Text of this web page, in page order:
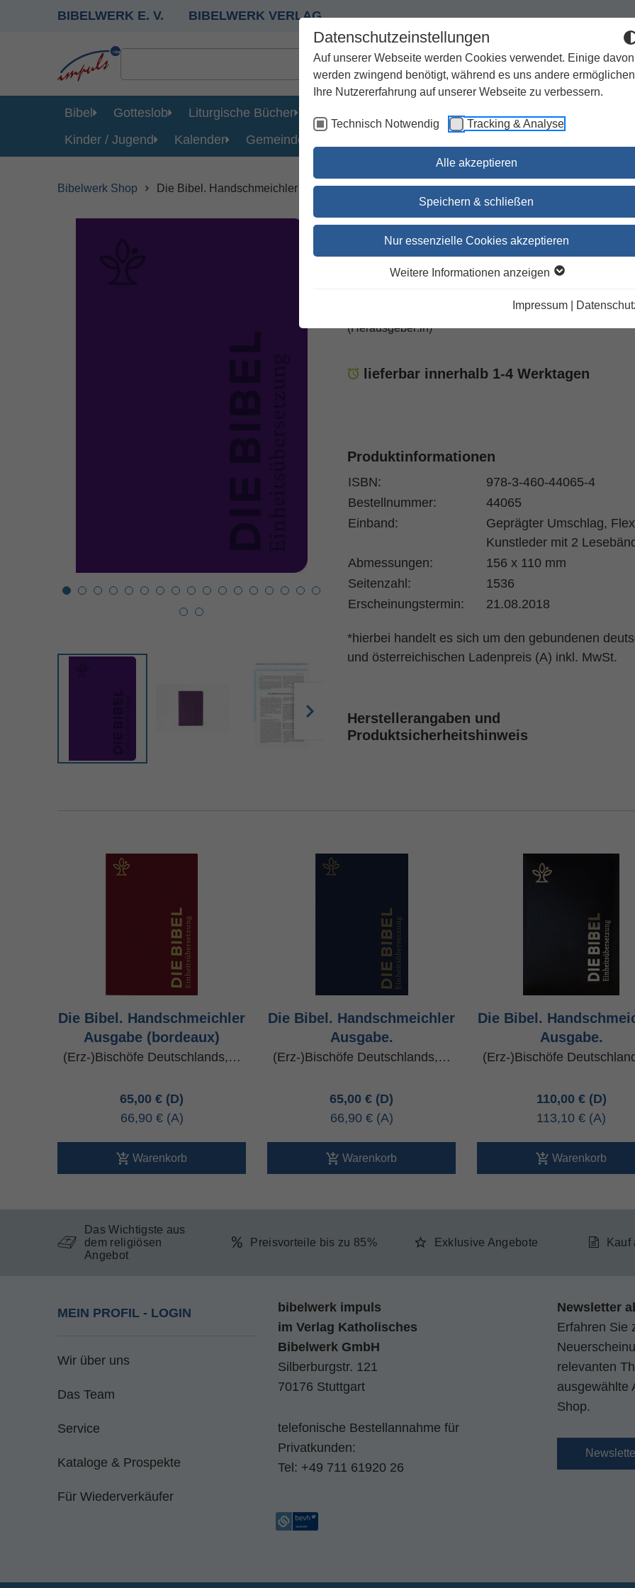
Datenschutzeinstellungen
Auf unserer Webseite werden Cookies verwendet. Einige davon
werden zwingend benötigt, während es uns andere
Ihre Nutzererfahrung auf unserer Webseite zu verbessern.
Technisch Notwendig Tracking & Analyse
Alle akzeptieren
Speichern & schließen
Nur essenzielle Cookies akzeptieren
Weitere Informationen anzeigen
Impressum
BIBELWERK E. V. BIBELWERK VERLAG
Bibel Gotteslob Liturgische Bücher Geschenke Kirchenjahr / Lebensweg
Kinder / Jugend
Kalender Gemeinde
Bibelwerk Shop Die Bibel. Handschmeichler
Die Bibel.
Trendfarbe lila / Farbschnitt gelbgrün
Deutsche, Österreichische und Schweizer
(Erz-)Bischöfe von Luxemburg, Bozen-Brixen und
(Herausgeber:in)
lieferbar innerhalb 1-4 Werktagen
Produktinformationen
ISBN:
978-3-460-44065-4
Bestellnummer:
44065
Einband:
Geprägter Umschlag,
Kunstleder mit 2
Abmessungen:
156 x 110 mm
Seitenzahl:
1536
Erscheinungstermin:
21.08.2018
*hierbei handelt es sich um den gebundenen
und österreichischen Ladenpreis (A) inkl. MwSt.
Herstellerangaben und
Produktsicherheitshinweis
Die Bibel. Handschmeichler
Ausgabe (bordeaux)
(Erz-)Bischöfe Deutschlands,…
65,00 €
66,90 €
Warenkorb
Die Bibel. Handschmeichler
Ausgabe.
(Erz-)Bischöfe Deutschlands,…
65,00 €
66,90 €
Warenkorb
Die Bibel.
Ausgabe.
(Erz-)Bischöfe
110,00 €
113,10 €
Warenkorb
Das Wichtigste aus
dem religiösen
Angebot
Preisvorteile bis zu 85% Exklusive Angebote Kauf
MEIN PROFIL - LOGIN
Wir über uns
Das Team
Service
Kataloge & Prospekte
Für Wiederverkäufer
bibelwerk impuls
im Verlag Katholisches
Bibelwerk GmbH
Silberburgstr. 121
70176 Stuttgart
telefonische Bestellannahme für
Privatkunden:
Tel: +49 711 61920 26
Newsletter
Erfahren Sie
relevanten
ausgewählte
Shop.